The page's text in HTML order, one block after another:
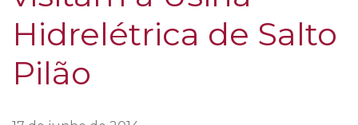
Hidrelétrica de Salto
Pilão